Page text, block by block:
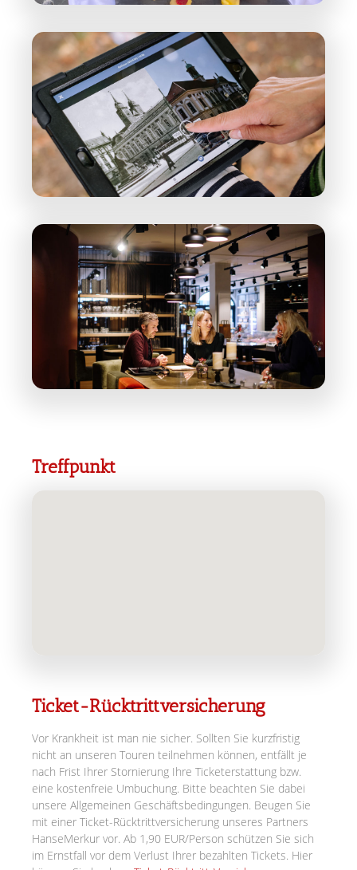
Treffpunkt
Ticket-Rücktrittversicherung
Vor Krankheit ist man nie sicher. Sollten Sie kurzfristig
nicht an unseren Touren teilnehmen können, entfällt je
nach Frist Ihrer Stornierung Ihre Ticketerstattung bzw.
eine kostenfreie Umbuchung. Bitte beachten Sie dabei
unsere Allgemeinen Geschäftsbedingungen. Beugen Sie
mit einer Ticket-Rücktrittversicherung unseres Partners
HanseMerkur vor. Ab 1,90 EUR/Person schützen Sie sich
im Ernstfall vor dem Verlust Ihrer bezahlten Tickets. Hier